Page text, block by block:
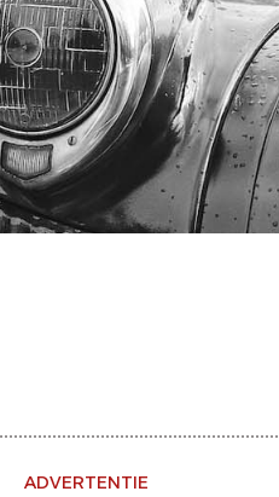
ADVERTENTIE